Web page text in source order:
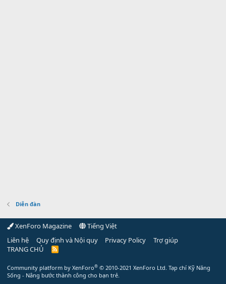
Diễn đàn
XenForo Magazine
Tiếng Việt
Liên hệ
Quy định và Nội quy Privacy Policy
Trợ giúp
TRANG CHỦ
R
Community platform by XenForo® © 2010-2021 XenForo Ltd. Tạp chí Kỹ Năng
Sống - Nâng bước thành công cho bạn trẻ.